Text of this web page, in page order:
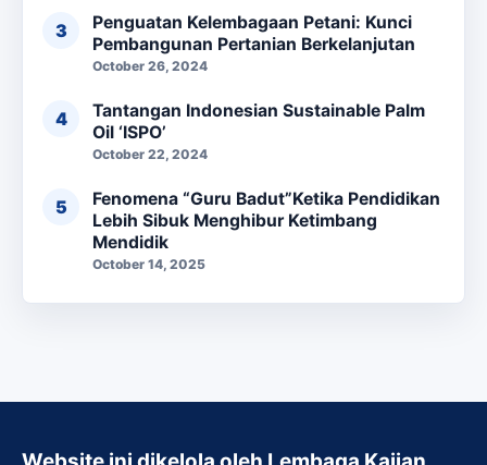
Penguatan Kelembagaan Petani: Kunci
Pembangunan Pertanian Berkelanjutan
October 26, 2024
Tantangan Indonesian Sustainable Palm
Oil ‘ISPO’
October 22, 2024
Fenomena “Guru Badut”Ketika Pendidikan
Lebih Sibuk Menghibur Ketimbang
Mendidik
October 14, 2025